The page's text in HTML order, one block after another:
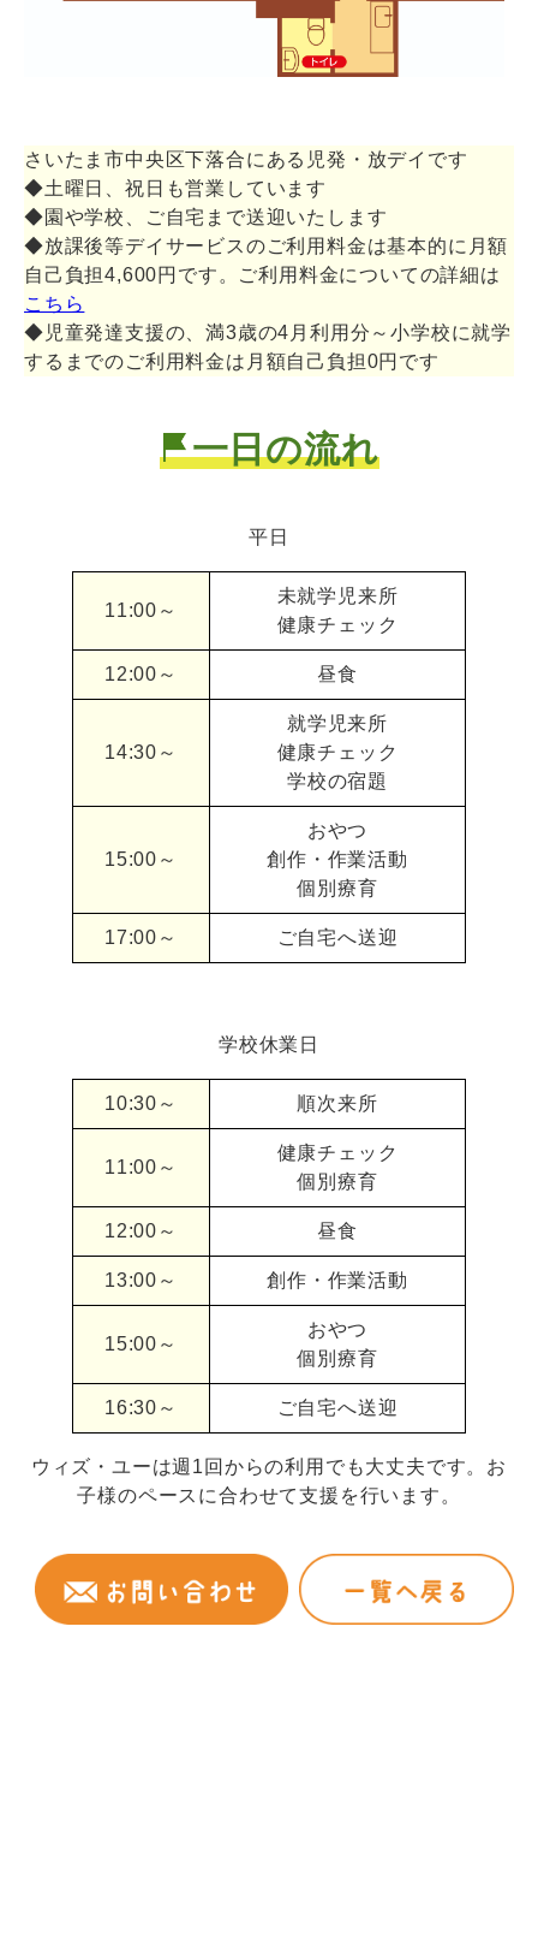
さいたま市中央区下落合にある児発・放デイです
◆土曜日、祝日も営業しています
◆園や学校、ご自宅まで送迎いたします
◆放課後等デイサービスのご利用料金は基本的に月額
自己負担4,600円です。ご利用料金についての詳細は
こちら
◆児童発達支援の、満3歳の4月利用分～小学校に就学
するまでのご利用料金は月額自己負担0円です
一日の流れ
平日
11:00～
未就学児来所
健康チェック
12:00～ 昼食
14:30～
就学児来所
健康チェック
学校の宿題
15:00～
おやつ
創作・作業活動
個別療育
17:00～ ご自宅へ送迎
学校休業日
10:30～ 順次来所
11:00～
健康チェック
個別療育
12:00～ 昼食
13:00～ 創作・作業活動
15:00～
おやつ
個別療育
16:30～ ご自宅へ送迎
ウィズ・ユーは週1回からの利用でも大丈夫です。お
子様のペースに合わせて支援を行います。